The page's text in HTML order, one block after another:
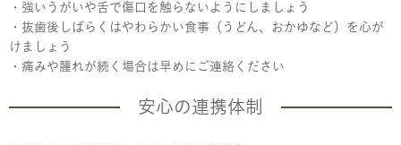
・強いうがいや舌で傷口を触らないようにしましょう
・抜歯後しばらくはやわらかい食事（うどん、おかゆなど）を心が
けましょう
・痛みや腫れが続く場合は早めにご連絡ください
安心の連携体制